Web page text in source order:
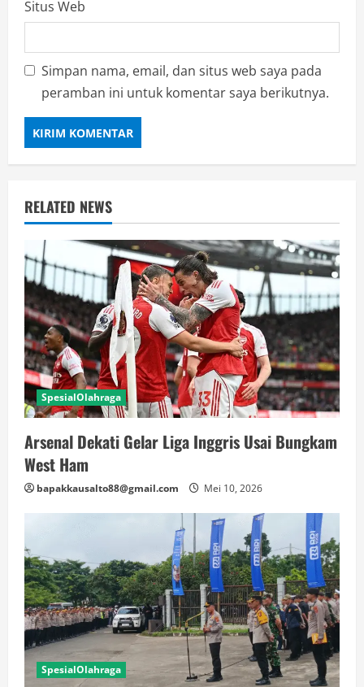
Situs Web
Simpan nama, email, dan situs web saya pada
peramban ini untuk komentar saya berikutnya.
RELATED NEWS
SpesialOlahraga
Arsenal Dekati Gelar Liga Inggris Usai Bungkam
West Ham
bapakkausalto88@gmail.com Mei 10, 2026
SpesialOlahraga